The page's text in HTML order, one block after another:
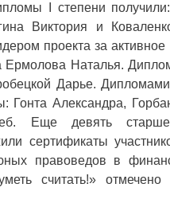
I степени
Виктория и
проекта за
Ермолова Наталья.
Дарье.
Гонта Александра,
Еще девять
сертификаты
правоведов в
считать!» отмечено